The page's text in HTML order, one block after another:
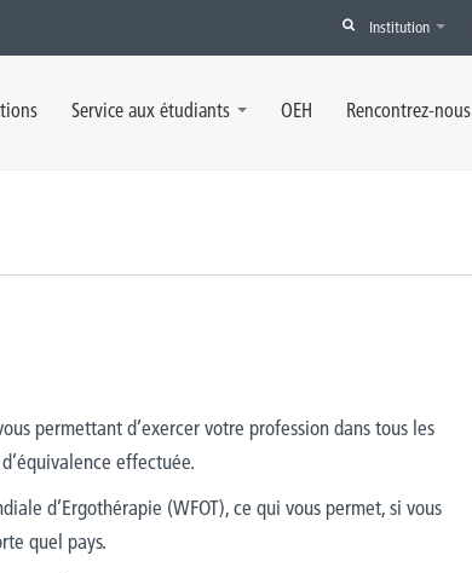
Institution
Service aux étudiants OEH Rencontrez-nous
permettant d’exercer votre profession dans tous les
effectuée.
d’Ergothérapie (WFOT), ce qui vous permet, si vous
quel pays.